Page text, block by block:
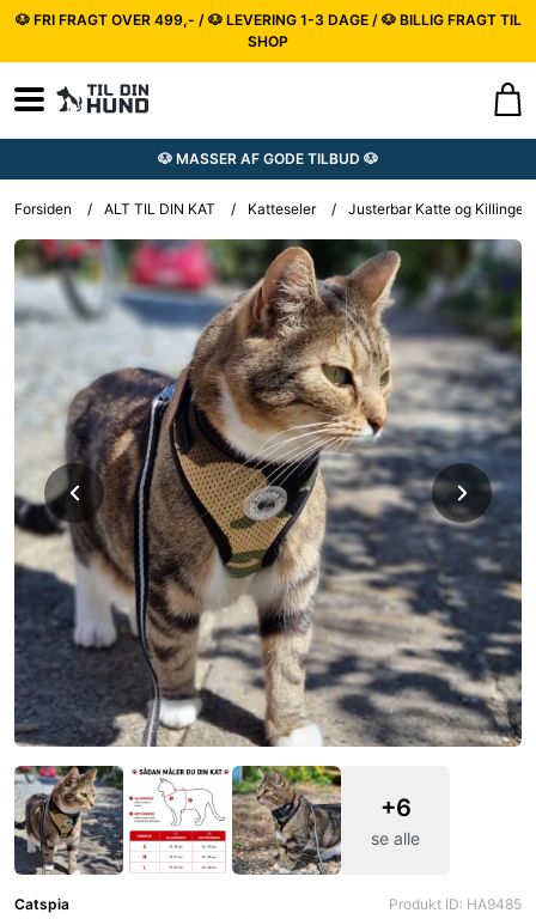
🐶 FRI FRAGT OVER 499,- / 🐶 LEVERING 1-3 DAGE / 🐶 BILLIG FRAGT TIL
SHOP
🐶 MASSER AF GODE TILBUD 🐶
Forsiden / ALT TIL DIN KAT / Katteseler / Justerbar Katte og
+6
se alle
Catspia Produkt ID: HA9485